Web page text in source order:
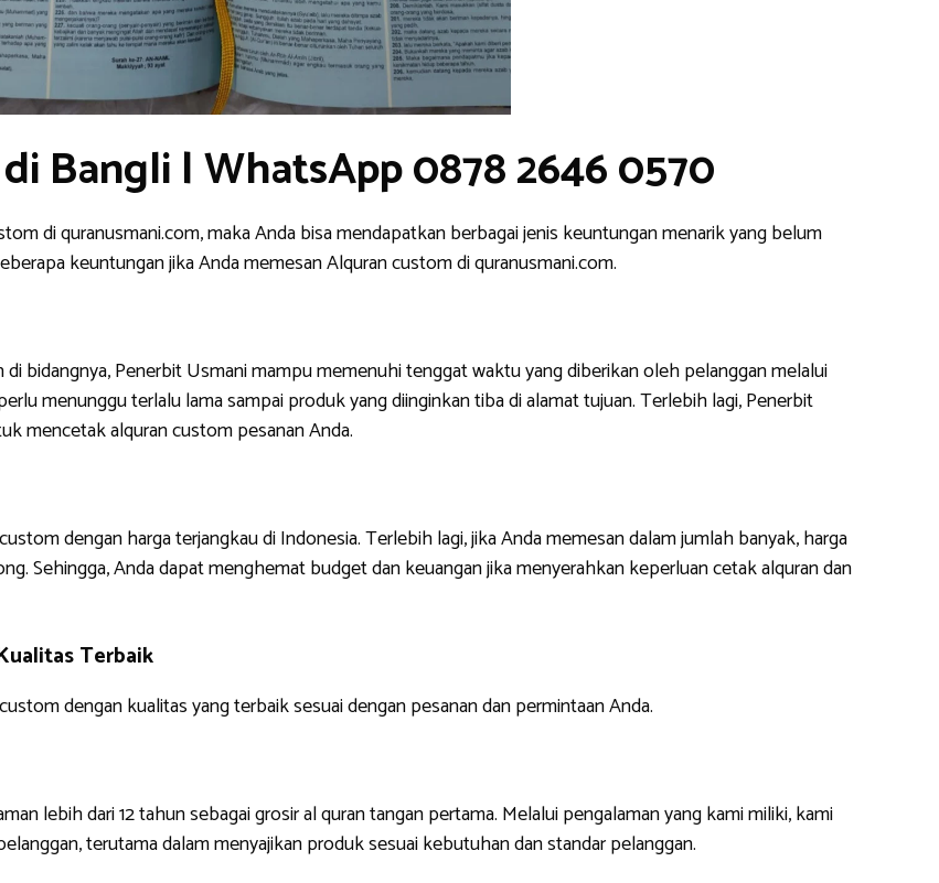
Bangli | WhatsApp 0878 2646 0570
di quranusmani.com, maka Anda bisa mendapatkan berbagai jenis keuntungan menarik yang belum
keuntungan jika Anda memesan Alquran custom di quranusmani.com.
bidangnya, Penerbit Usmani mampu memenuhi tenggat waktu yang diberikan oleh pelanggan melalui
menunggu terlalu lama sampai produk yang diinginkan tiba di alamat tujuan. Terlebih lagi, Penerbit
mencetak alquran custom pesanan Anda.
dengan harga terjangkau di Indonesia. Terlebih lagi, jika Anda memesan dalam jumlah banyak, harga
Sehingga, Anda dapat menghemat budget dan keuangan jika menyerahkan keperluan cetak alquran dan
Terbaik
dengan kualitas yang terbaik sesuai dengan pesanan dan permintaan Anda.
lebih dari 12 tahun sebagai grosir al quran tangan pertama. Melalui pengalaman yang kami miliki, kami
terutama dalam menyajikan produk sesuai kebutuhan dan standar pelanggan.